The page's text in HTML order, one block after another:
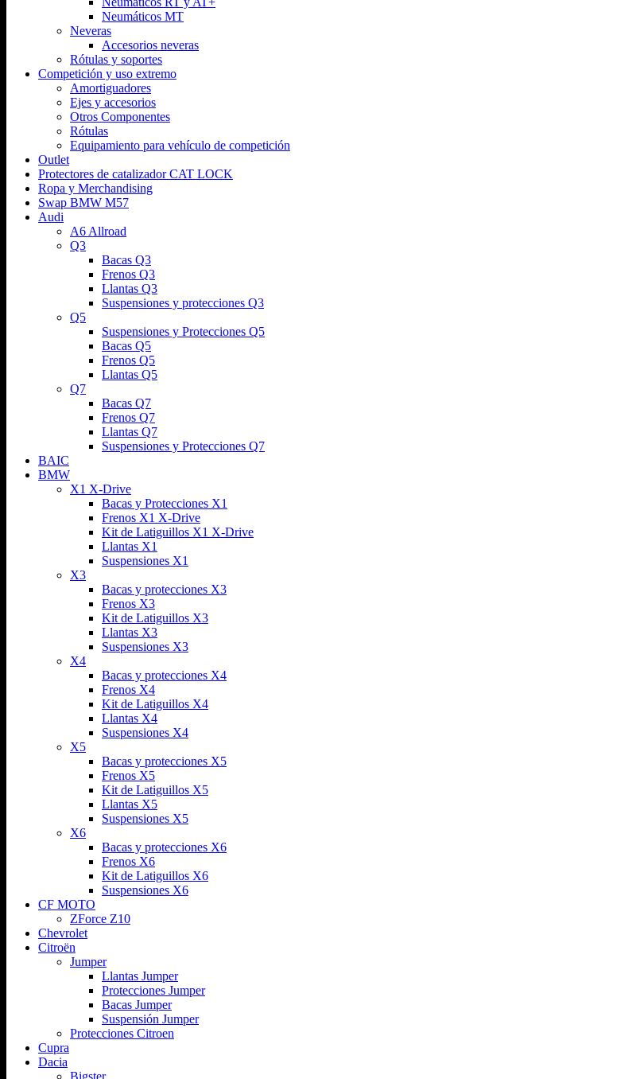
Neumáticos MT
Neveras
Accesorios neveras
Rótulas y soportes
Competición y uso extremo
Amortiguadores
Ejes y accesorios
Otros Componentes
Rótulas
Equipamiento para vehículo de competición
Outlet
Protectores de catalizador CAT LOCK
Ropa y Merchandising
Swap BMW M57
Audi
A6 Allroad
Q3
Bacas Q3
Frenos Q3
Llantas Q3
Suspensiones y protecciones Q3
Q5
Suspensiones y Protecciones Q5
Bacas Q5
Frenos Q5
Llantas Q5
Q7
Bacas Q7
Frenos Q7
Llantas Q7
Suspensiones y Protecciones Q7
BAIC
BMW
X1 X-Drive
Bacas y Protecciones X1
Frenos X1 X-Drive
Kit de Latiguillos X1 X-Drive
Llantas X1
Suspensiones X1
X3
Bacas y protecciones X3
Frenos X3
Kit de Latiguillos X3
Llantas X3
Suspensiones X3
X4
Bacas y protecciones X4
Frenos X4
Kit de Latiguillos X4
Llantas X4
Suspensiones X4
X5
Bacas y protecciones X5
Frenos X5
Kit de Latiguillos X5
Llantas X5
Suspensiones X5
X6
Bacas y protecciones X6
Frenos X6
Kit de Latiguillos X6
Suspensiones X6
CF MOTO
ZForce Z10
Chevrolet
Citroën
Jumper
Llantas Jumper
Protecciones Jumper
Bacas Jumper
Suspensión Jumper
Protecciones Citroen
Cupra
Dacia
Bigster